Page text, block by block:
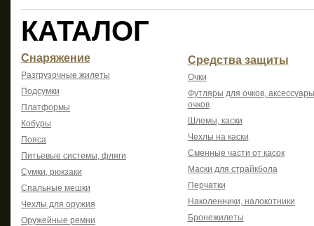
КАТАЛОГ
Снаряжение
Разгрузочные жилеты
Подсумки
Платформы
Кобуры
Пояса
Питьевые системы, фляги
Сумки, рюкзаки
Спальные мешки
Чехлы для оружия
Оружейные ремни
Средства защиты
Очки
Футляры для очков,
очков
Шлемы, каски
Чехлы на каски
Сменные части от касок
Маски для страйкбола
Перчатки
Наколенники, налокотники
Бронежилеты